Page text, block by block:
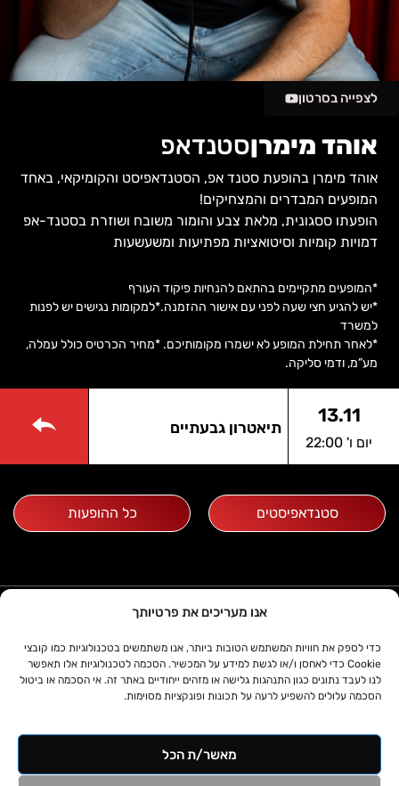
אנו מעריכים את פרטיותך
כדי לספק את חוויות המשתמש הטובות ביותר, אנו משתמשים בטכנולוגיות כמו קובצי
Cookie כדי לאחסן ו/או לגשת למידע על המכשיר. הסכמה לטכנולוגיות אלו תאפשר
לנו לעבד נתונים כגון התנהגות גלישה או מזהים ייחודיים באתר זה. אי הסכמה או ביטול
הסכמה עלולים להשפיע לרעה על תכונות ופונקציות מסוימות.
מאשר/ת הכל
לצפייה בסרטון
אוהד מימרןסטנדאפ
אוהד מימרן בהופעת סטנד אפ, הסטנדאפיסט והקומיקאי, באחד
המופעים המבדרים והמצחיקים!
הופעתו ססגונית, מלאת צבע והומור משובח ושוזרת בסטנד-אפ
דמויות קומיות וסיטואציות מפתיעות ומשעשעות
*המופעים מתקיימים בהתאם להנחיות פיקוד העורף
*יש להגיע חצי שעה לפני עם אישור ההזמנה.*למקומות נגישים יש לפנות
למשרד
*לאחר תחילת המופע לא ישמרו מקומותיכם. *מחיר הכרטיס כולל עמלה,
מע”מ, ודמי סליקה.
13.11
יום ו' 22:00
תיאטרון גבעתיים
סטנדאפיסטים כל ההופעות
zoa קומדי בר
דניאל פריש 1, תל אביב
מידע תפריט
ד. פרידמן הפקות
תקנון ותנאי
מדיניות פרטיות
לוח הופעות
הופעות פרטיות
בית ספר לסטנד
אפ
03-5607075
א'-ה' שעות 10:00- 15:30
מדיניות פרטיות | הצהרת נגישות